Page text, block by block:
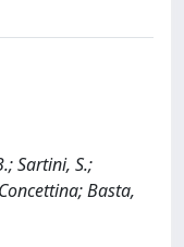
Sartini, S.;
Basta,